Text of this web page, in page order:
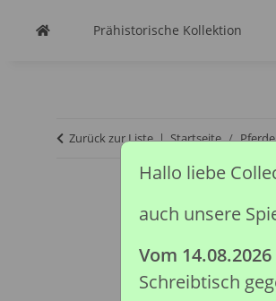
Prähistorische Kollektion
Zurück zur Liste Startseite
Hallo liebe
auch unsere
Vom
Schreibtisch